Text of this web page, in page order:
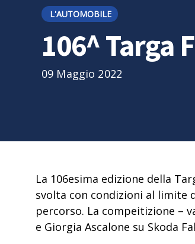
L'AUTOMOBILE
106^ Targa
09 Maggio 2022
La 106esima edizione della
svolta con condizioni al limite
percorso. La compeitizione –
e Giorgia Ascalone su Skoda